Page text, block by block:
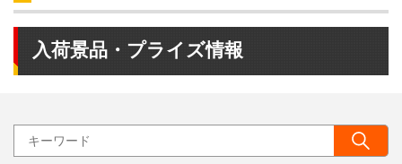
入荷景品・プライズ情報